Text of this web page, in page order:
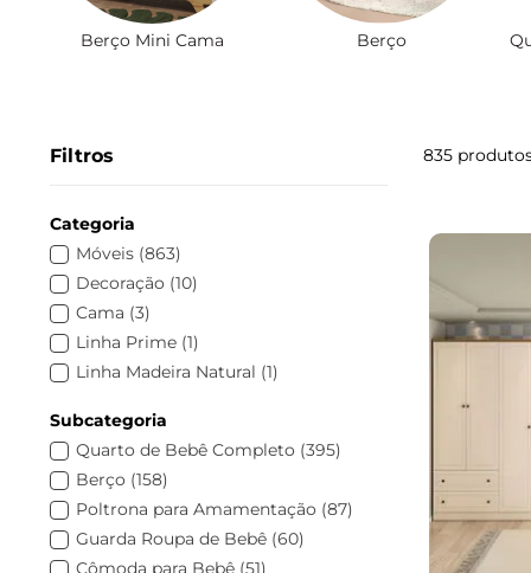
Berço Mini Cama Berço
Filtros
Categoria
Móveis (863)
Decoração (10)
Cama (3)
Linha Prime (1)
Linha Madeira Natural (1)
Bebê (1)
Subcategoria
Quarto de Bebê Completo (395)
Berço (158)
Poltrona para Amamentação (87)
Guarda Roupa de Bebê (60)
Cômoda para Bebê (51)
835